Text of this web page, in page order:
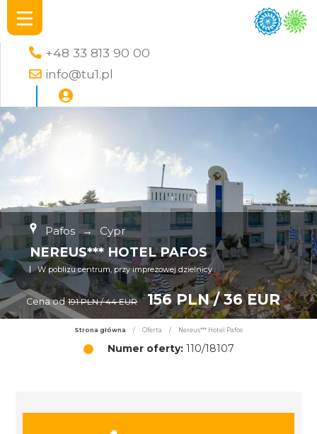
+48 33 813 90 00
info@tu1.pl
Pafos → Cypr
NEREUS*** HOTEL PAFOS
W poblizu centrum, przy imprezowej dzielnicy
Cena od 191 PLN / 44 EUR 156 PLN / 36 EUR
Strona główna / Oferta / Nereus*** Hotel Pafos
Numer oferty:110/18107